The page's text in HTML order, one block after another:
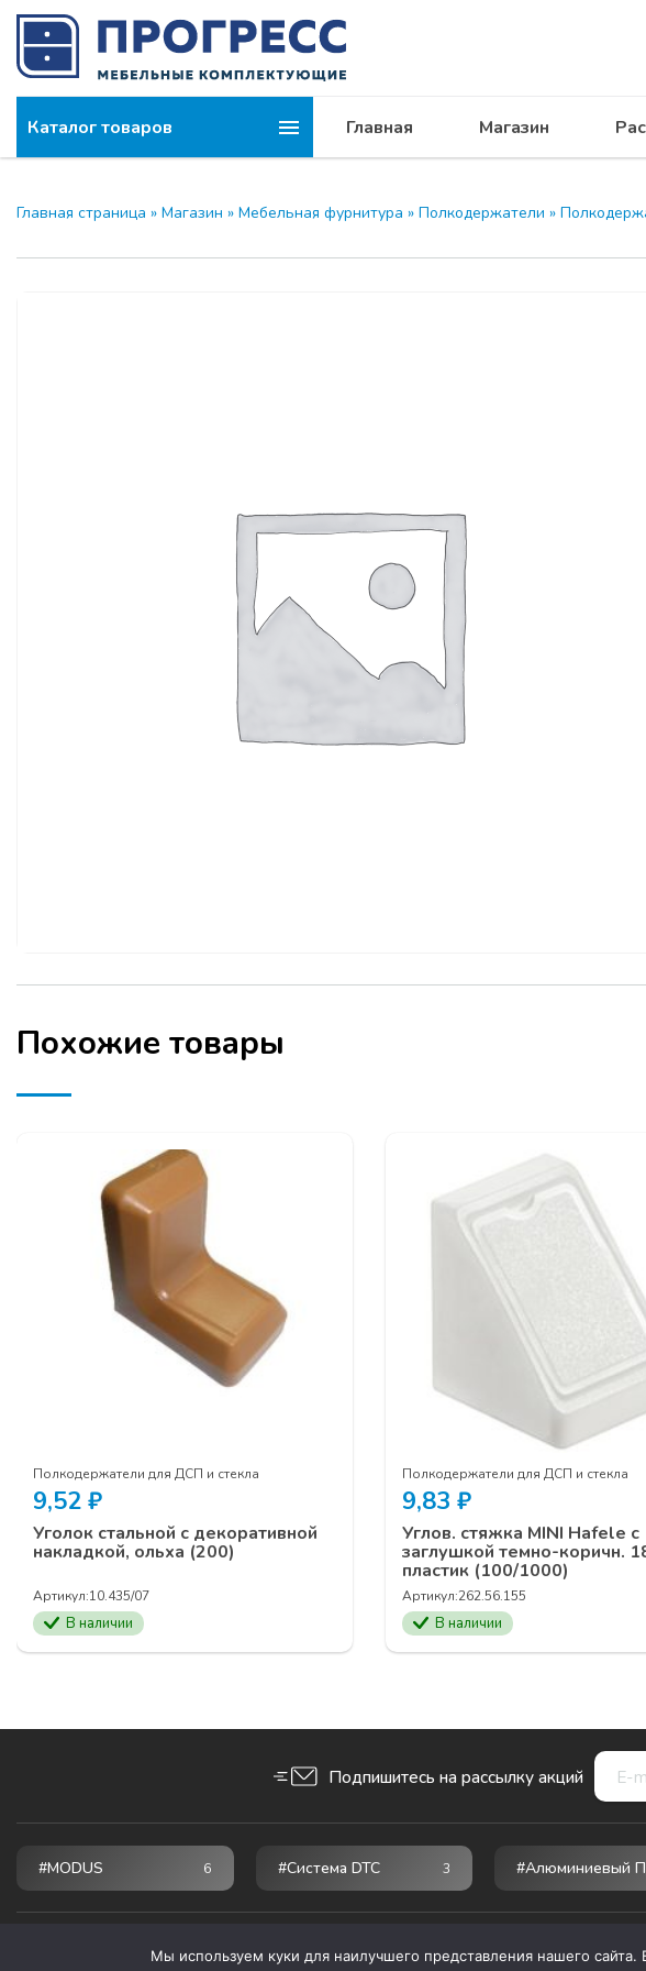
Каталог товаров Главная Магазин
Главная страница » Магазин » Мебельная фурнитура » Полкодержатели »
Похожие товары
Полкодержатели для ДСП и стекла
9,52 ₽
Уголок стальной с декоративной
накладкой, ольха (200)
Артикул:10.435/07
В наличии
Полкодержатели для ДСП и стекла
9,83 ₽
Углов. стяжка MINI Hafele с
заглушкой темно-коричн.
пластик (100/1000)
Артикул:262.56.155
В наличии
Подпишитесь на рассылку акций
#MODUS 6 #Система DTC 3 #Алюминиевый
© 2026 ПРОГРЕСС - мебельные комплектующие
Мы используем куки для наилучшего представления нашего сайта.